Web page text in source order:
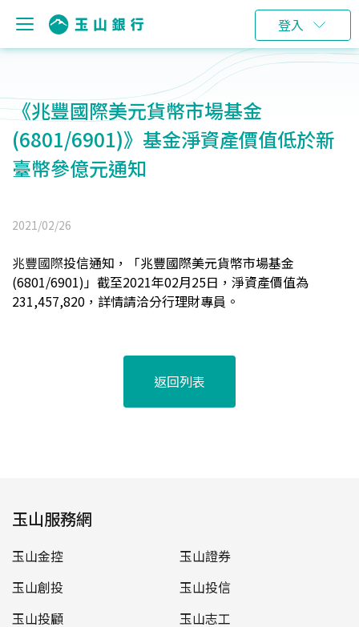
登入
《兆豐國際美元貨幣市場基金
(6801/6901)》基金淨資產價值低於新
臺幣參億元通知
2021/02/26
兆豐國際投信通知，「兆豐國際美元貨幣市場基金
(6801/6901)」截至2021年02月25日，淨資產價值為
231,457,820 ，詳情請洽分行理財專員。
返回列表
玉山服務網
玉山金控
玉山證券
玉山創投
玉山投信
玉山投顧
玉山志工